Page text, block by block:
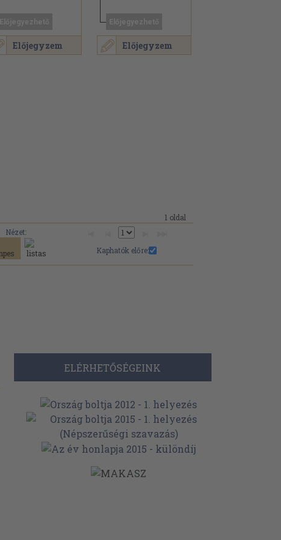
Előjegyzem Előjegyzem
1 oldal
Nézet:
Kaphatók előre:
ELÉRHETŐSÉGEINK